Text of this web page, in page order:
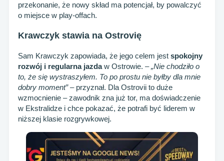
przekonanie, że nowy skład ma potencjał, by powalczyć
o miejsce w play-offach.
Krawczyk stawia na Ostrovię
Sam Krawczyk zapowiada, że jego celem jest spokojny
rozwój i regularna jazdaw Ostrowie. –„Nie chodziło o
to, że się wystraszyłem. To po prostu nie byłby dla mnie
dobry moment”– przyznał. Dla Ostrovii to duże
wzmocnienie – zawodnik zna już tor, ma doświadczenie
w Ekstralidze i chce pokazać, że potrafi być liderem w
niższej klasie rozgrywkowej.